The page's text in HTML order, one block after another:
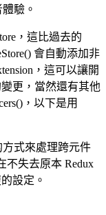
驗。
，這比過去的
會自動添加非
，這可以讓開
更，當然還有其他
，以下是用
方式來處理跨元件
不失去原本 Redux
設定。